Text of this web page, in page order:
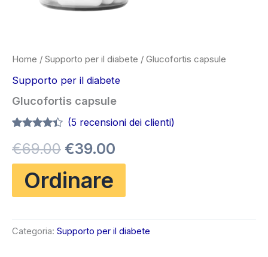
Home / Supporto per il diabete / Glucofortis capsule
Supporto per il diabete
Glucofortis capsule
4.25su 5
su base
di
recensioni
(5recensioni dei clienti)
€69.00 Il
prezzo
originale
€39.00
attuale
Ordinare
Categoria: Supporto per il diabete